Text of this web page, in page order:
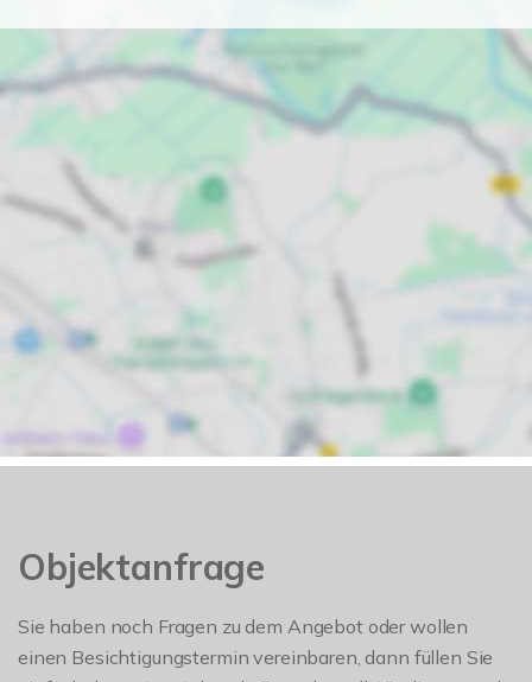
Objektanfrage
Sie haben noch Fragen zu dem Angebot oder wollen
einen Besichtigungstermin vereinbaren, dann füllen Sie